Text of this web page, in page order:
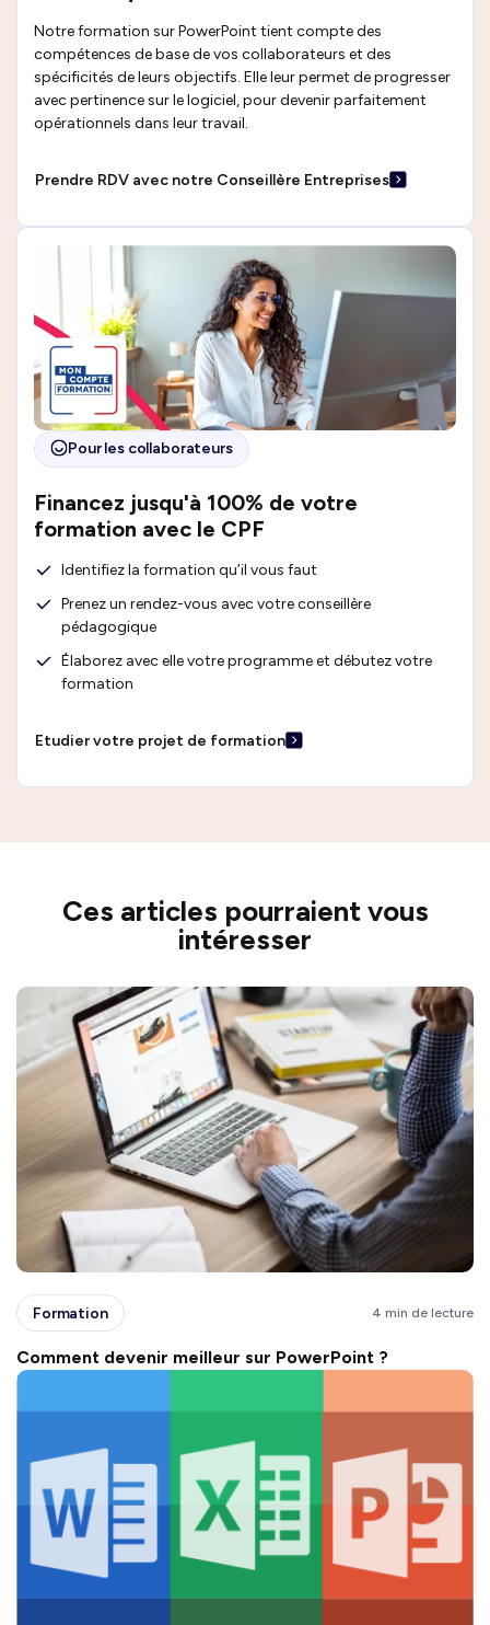
Notre formation sur PowerPoint tient compte des
compétences de base de vos collaborateurs et des
spécificités de leurs objectifs. Elle leur permet de progresser
avec pertinence sur le logiciel, pour devenir parfaitement
opérationnels dans leur travail.
Prendre RDV avec notre Conseillère Entreprises
Pour les collaborateurs
Financez jusqu'à 100% de votre
formation avec le CPF
Identifiez la formation qu’il vous faut
Prenez un rendez-vous avec votre conseillère
pédagogique
Élaborez avec elle votre programme et débutez votre
formation
Etudier votre projet de formation
Ces articles pourraient vous
intéresser
Formation 4 min de lecture
Comment devenir meilleur sur PowerPoint ?